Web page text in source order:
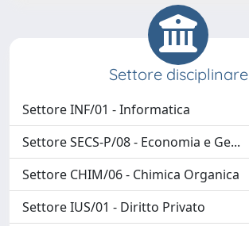
Settore disciplinare
Settore INF/01 - Informatica
Settore SECS-P/08 - Economia e Ge...
Settore CHIM/06 - Chimica Organica
Settore IUS/01 - Diritto Privato